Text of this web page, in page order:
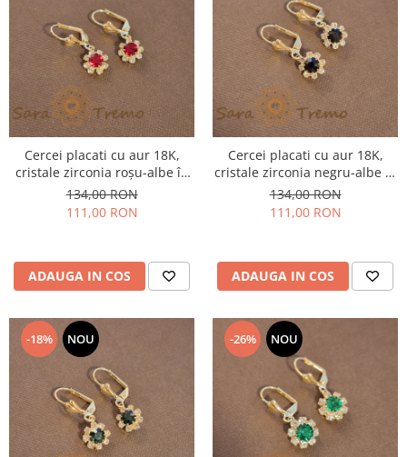
Cercei placati cu aur 18K,
cristale zirconia roșu-albe în
formă de floare
134,00 RON
111,00 RON
ADAUGA IN COS
Cercei placati cu aur 18K,
cristale zirconia negru-albe în
formă de floare
134,00 RON
111,00 RON
ADAUGA IN COS
-18% NOU -26% NOU